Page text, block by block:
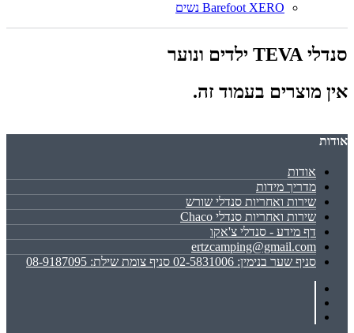
Barefoot XERO נשים
סנדלי TEVA ילדים ונוער
אין מוצרים בעמוד זה.
אודות
אודות
מדריך מידות
שירות ואחריות סנדלי שורש
שירות ואחריות סנדלי Chaco
דף מידע - סנדלי צ'אקו
ertzcamping@gmail.com
סניף שער בנימין: 02-5831006 סניף צומת שילת: 08-9187095